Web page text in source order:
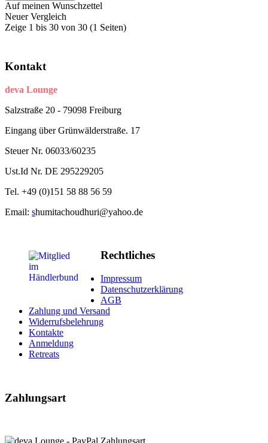
Auf meinen Wunschzettel
Neuer Vergleich
Zeige 1 bis 30 von 30 (1 Seiten)
Kontakt
deva Lounge
Salzstraße 20 - 79098 Freiburg
Eingang über Grünwälderstraße. 17
Steuer Nr. 06033/60235
Ust.Id Nr. DE 295229205
Tel. +49 (0)151 58 88 56 59
Email: shumitachoudhuri@yahoo.de
Rechtliches
Impressum
Datenschutzerklärung
AGB
Zahlung und Versand
Widerrufsbelehrung
Kontakte
Anmeldung
Retreats
Zahlungsart